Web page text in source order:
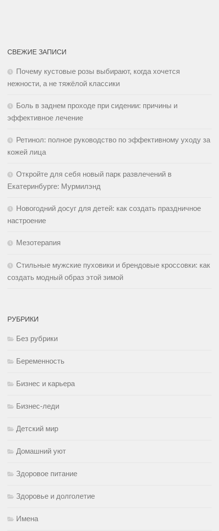
СВЕЖИЕ ЗАПИСИ
Почему кустовые розы выбирают, когда хочется
нежности, а не тяжёлой классики
Боль в заднем проходе при сидении: причины и
эффективное лечение
Ретинол: полное руководство по эффективному уходу за
кожей лица
Откройте для себя новый парк развлечений в
Екатеринбурге: Мурмилэнд
Новогодний досуг для детей: как создать праздничное
настроение
Мезотерапия
Стильные мужские пуховики и брендовые кроссовки: как
создать модный образ этой зимой
РУБРИКИ
Без рубрики
Беременность
Бизнес и карьера
Бизнес-леди
Детский мир
Домашний уют
Здоровое питание
Здоровье и долголетие
Имена